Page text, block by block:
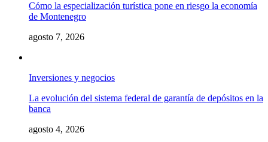
Cómo la especialización turística pone en riesgo la economía
de Montenegro
agosto 7, 2026
Inversiones y negocios
La evolución del sistema federal de garantía de depósitos en la
banca
agosto 4, 2026